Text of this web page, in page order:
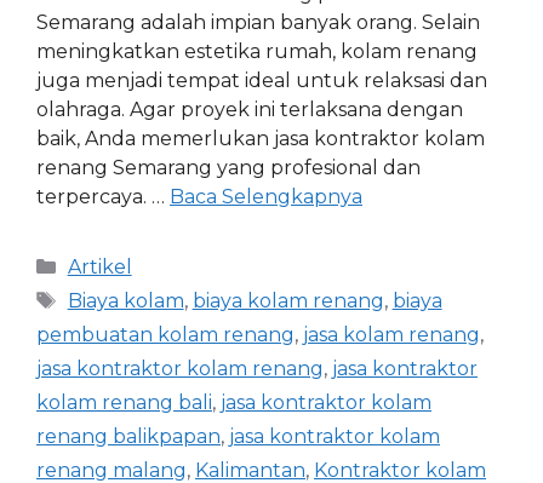
Semarang adalah impian banyak orang. Selain
meningkatkan estetika rumah, kolam renang
juga menjadi tempat ideal untuk relaksasi dan
olahraga. Agar proyek ini terlaksana dengan
baik, Anda memerlukan jasa kontraktor kolam
renang Semarang yang profesional dan
terpercaya. … Baca Selengkapnya
Artikel
Biaya kolam, biaya kolam renang, biaya
pembuatan kolam renang, jasa kolam renang,
jasa kontraktor kolam renang, jasa kontraktor
kolam renang bali, jasa kontraktor kolam
renang balikpapan, jasa kontraktor kolam
renang malang, Kalimantan, Kontraktor kolam